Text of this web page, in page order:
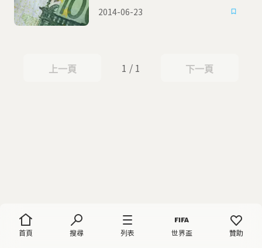
首頁 搜尋 列表 世界盃 贊助
2014-06-23
上一頁
上一頁 1 / 1 下一頁
下一頁